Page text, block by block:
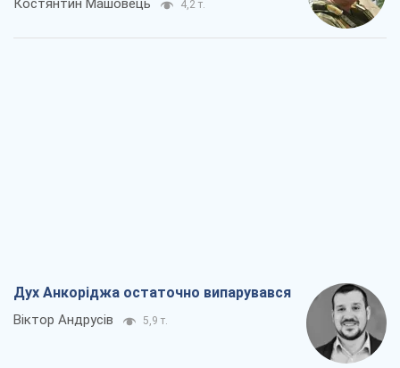
Костянтин Машовець 4,2 т.
Дух Анкоріджа остаточно випарувався
Віктор Андрусів 5,9 т.